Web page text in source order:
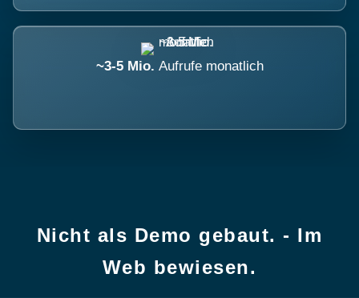
~3-5 Mio. Aufrufe monatlich
Nicht als Demo gebaut. - Im
Web bewiesen.